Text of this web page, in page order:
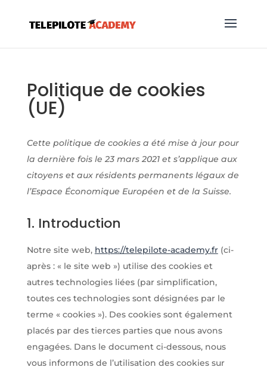
Politique de cookies
(UE)
Cette politique de cookies a été mise à jour pour
la dernière fois le 23 mars 2021 et s’applique aux
citoyens et aux résidents permanents légaux de
l’Espace Économique Européen et de la Suisse.
1. Introduction
Notre site web, https://telepilote-academy.fr(ci-
après : « le site web ») utilise des cookies et
autres technologies liées (par simplification,
toutes ces technologies sont désignées par le
terme « cookies »). Des cookies sont également
placés par des tierces parties que nous avons
engagées. Dans le document ci-dessous, nous
vous informons de l’utilisation des cookies sur